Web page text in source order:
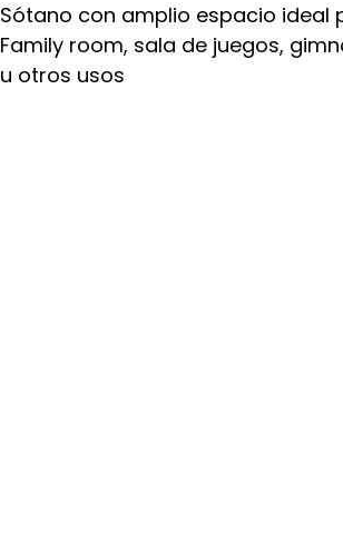
Sótano con amplio espacio ideal
Family room, sala de juegos,
u otros usos